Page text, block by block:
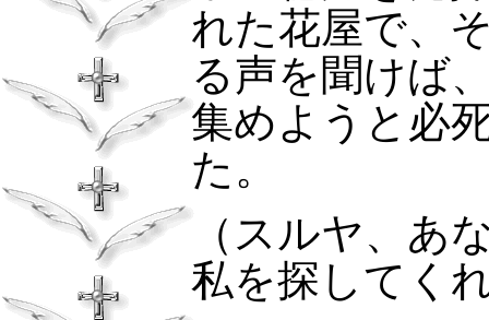
れた花屋で、
る声を聞けば
集めようと必
た。
（スルヤ、あ
私を探してく